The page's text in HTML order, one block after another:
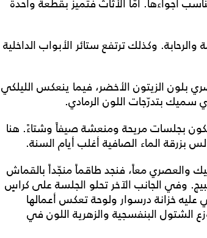
وكذلك ترتفع ستائر الأبواب الداخلية
الزيتون الأخضر، فيما ينعكس الليلكي
بتدرّجات اللون الرمادي.
بجلسات مريحة ومنعشة صيفاً وشتاءً. هنا
بزرقة الماء الصافية أغلب أيام السنة.
والعصري معاً، فنجد طاقماً منجّداً بالقماش
وفي الجانب الآخر تحلو الجلسة على كراسٍ
خزانة درسوار ولوحة تعكس أعمالها
الشتول البنفسجية والزهرية اللون في